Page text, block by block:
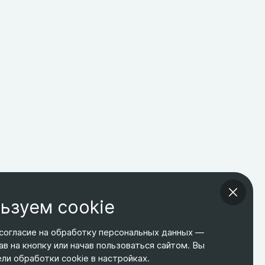
ТЕЛЕФОН
+7 495 266-65-67
ЭЛ. ПОЧТА
shop@relines.ru
АДРЕС
Москва, Гаражная 8
cookie
на обработку персональных данных —
на кнопку или начав пользоваться сайтом. Вы
обработки cookie в настройках.